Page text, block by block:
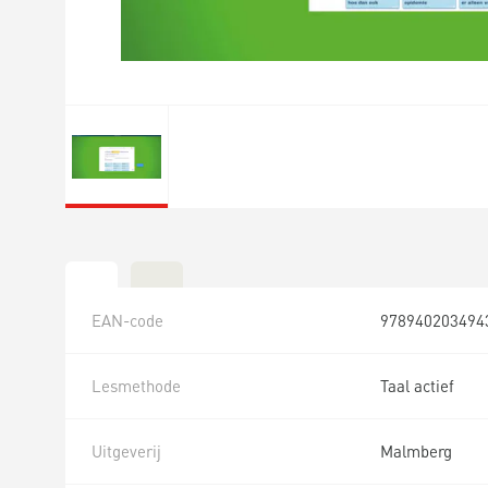
EAN-code
Lesmethode Taal actief
Uitgeverij Malmberg